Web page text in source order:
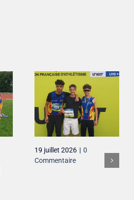
19 juillet 2026 | 0
Commentaire